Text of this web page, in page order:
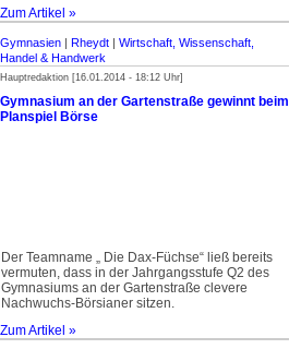
Zum Artikel »
Gymnasien | Rheydt | Wirtschaft, Wissenschaft,
Handel & Handwerk
Hauptredaktion [16.01.2014 - 18:12 Uhr]
Gymnasium an der Gartenstraße gewinnt beim
Planspiel Börse
Der Teamname „ Die Dax-Füchse“ ließ bereits
vermuten, dass in der Jahrgangs­stufe Q2 des
Gymnasiums an der Garten­straße clevere
Nachwuchs-Börsianer sitzen.
Zum Artikel »